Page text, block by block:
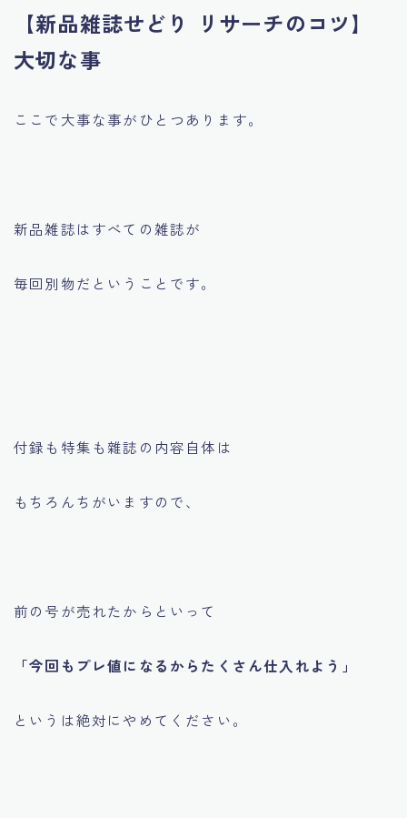
【新品雑誌せどり リサーチのコツ】
大切な事
ここで大事な事がひとつあります。
新品雑誌はすべての雑誌が
毎回別物だということです。
付録も特集も雜誌の内容自体は
もちろんちがいますので、
前の号が売れたからといって
「今回もプレ値になるからたくさん仕入れよう」
というは絶対にやめてください。